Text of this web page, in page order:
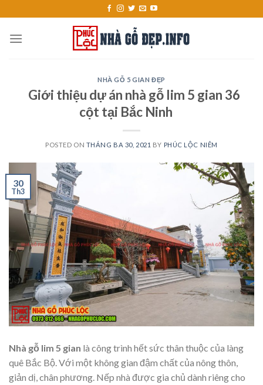
content
NHÀ GỖ 5 GIAN ĐẸP
Giới thiệu dự án nhà gỗ lim 5 gian 36
cột tại Bắc Ninh
POSTED ON THÁNG BA 30, 2021 BY PHÚC LỘC NIÊM
30
Th3
Nhà gỗ lim 5 gian là công trình hết sức thân thuộc của làng
quê Bắc Bộ. Với một không gian đậm chất của nông thôn,
giản dị, chân phương. Nếp nhà được gia chủ dành riêng cho